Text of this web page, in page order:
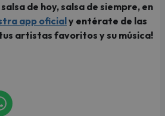
de hoy, salsa de siempre, en
app oficialy entérate de las
artistas favoritos y su música!